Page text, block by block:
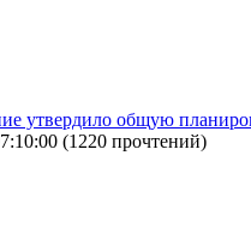
утвердило общую
(1220 прочтений)